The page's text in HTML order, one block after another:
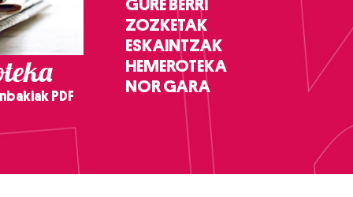
PDF
GURE BERRI
ZOZKETAK
ESKAINTZAK
HEMEROTEKA
NOR GARA